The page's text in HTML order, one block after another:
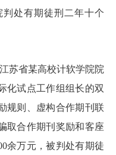
处有期徒刑二年十个
苏省某高校计软学院院
化试点工作组组长的双
规则、虚构合作期刊联
取合作期刊奖励和客座
余万元，被判处有期徒